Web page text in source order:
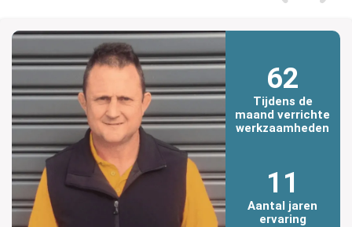
62
Tijdens de
maand verrichte
werkzaamheden
11
Aantal jaren
ervaring